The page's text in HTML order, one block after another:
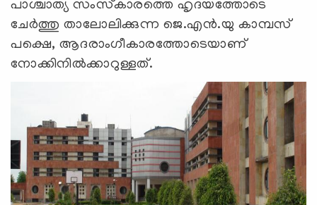
പാശ്ചാത്യ സംസ്‌കാരത്തെ ഹൃദയത്തോടെ
ചേര്‍ത്തു താലോലിക്കുന്ന ജെ.എന്‍.യു കാമ്പസ്
പക്ഷെ, ആദരാംഗീകാരത്തോടെയാണ്
നോക്കിനില്‍ക്കാറുള്ളത്.